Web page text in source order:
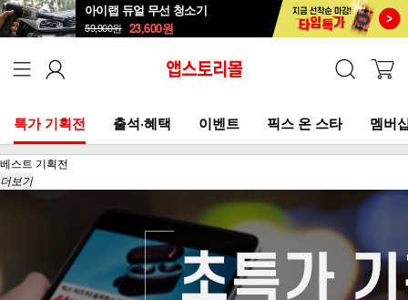
아이랩 듀얼 무선 청소기
59,900원 23,600원
특가 기획전 출석·혜택 이벤트 픽스 온 스타 멤버
베스트 기획전
더보기